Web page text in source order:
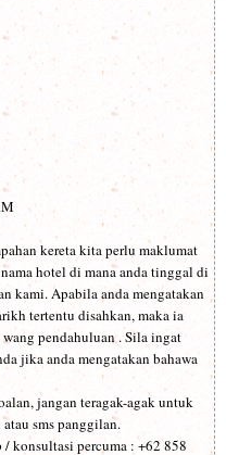
kereta kita perlu maklumat
hotel di mana anda tinggal di
kami. Apabila anda mengatakan
tertentu disahkan, maka ia
pendahuluan . Sila ingat
jika anda mengatakan bahawa
jangan teragak-agak untuk
sms panggilan.
konsultasi percuma : +62 858